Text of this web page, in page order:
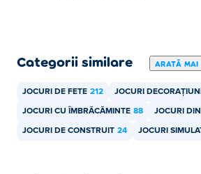
dispozitive mobile precum telefoane
Categorii similare ARATĂ MAI
JOCURI DE FETE 212 JOCURI DECORAȚIUNI
JOCURI CU ÎMBRĂCĂMINTE 88 JOCURI
JOCURI DE CONSTRUIT 24 JOCURI